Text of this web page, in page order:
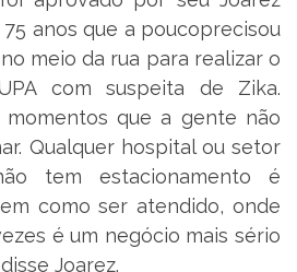
anos que a poucoprecisou
meio da rua para realizar o
com suspeita de Zika.
momentos que a gente não
Qualquer hospital ou setor
tem estacionamento é
como ser atendido, onde
é um negócio mais sério
Joarez.